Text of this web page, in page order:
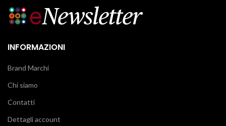
INFORMAZIONI
Brand Marchi
Chi siamo
Contatti
Dettagli account